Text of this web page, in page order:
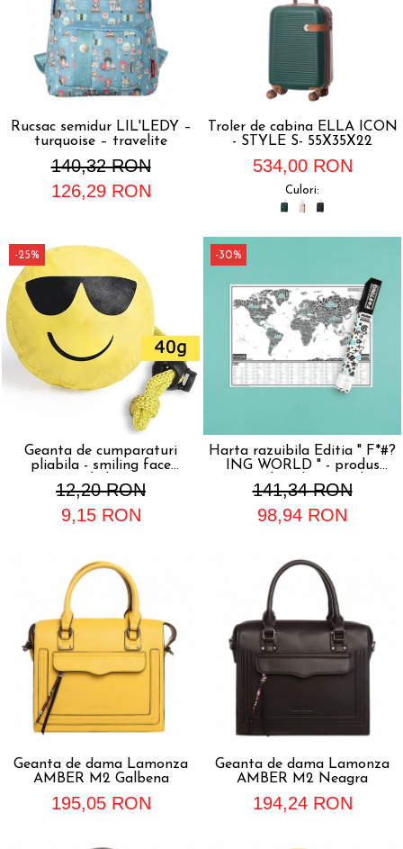
Rucsac semidur LIL'LEDY –
turquoise – travelite
140,32 RON
126,29 RON
Troler de cabina ELLA ICON
- STYLE S- 55X35X22
534,00 RON
Culori:
-25%
Geanta de cumparaturi
pliabila - smiling face
12,20 RON
9,15 RON
-30%
Harta razuibila Editia " F*#?
ING WORLD " - produs
141,34 RON
98,94 RON
Geanta de dama Lamonza
AMBER M2 Galbena
195,05 RON
Geanta de dama Lamonza
AMBER M2 Neagra
194,24 RON